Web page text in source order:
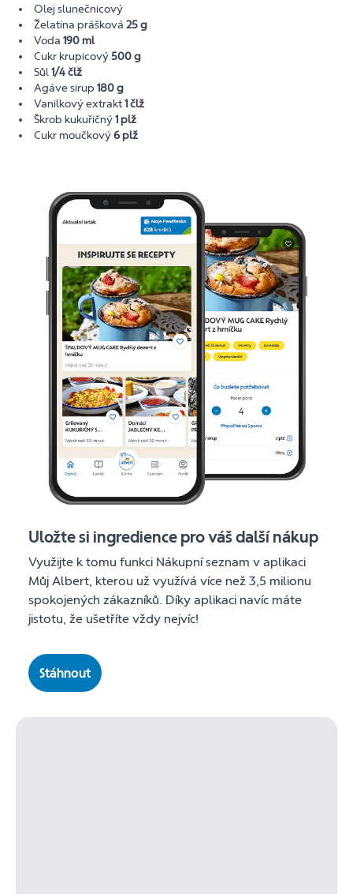
Olej slunečnicový
Želatina prášková 25 g
Voda 190 ml
Cukr krupicový500 g
Sůl1/4 člž
Agáve sirup 180 g
Vanilkový extrakt1 člž
Škrob kukuřičný1 plž
Cukr moučkový6 plž
Uložte si ingredience pro váš další nákup
Využijte k tomu funkci Nákupní seznam v aplikaci
Můj Albert, kterou už využívá více než 3,5 milionu
spokojených zákazníků. Díky aplikaci navíc máte
jistotu, že ušetříte vždy nejvíc!
Stáhnout